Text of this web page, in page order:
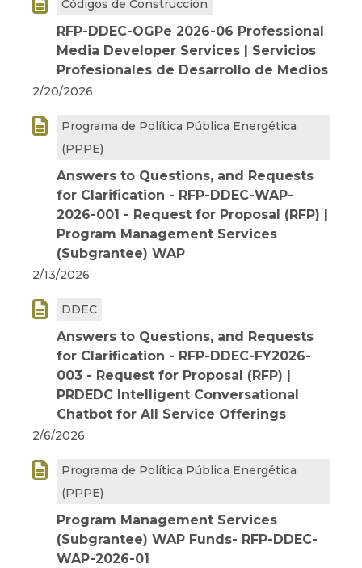
 Códigos de Construcción
RFP-DDEC-OGPe 2026-06 Professional
Media Developer Services | Servicios
Profesionales de Desarrollo de Medios
2/20/2026

Programa de Política Pública Energética
(PPPE)
Answers to Questions, and Requests
for Clarification - RFP-DDEC-WAP-
2026-001 - Request for Proposal (RFP) |
Program Management Services
(Subgrantee) WAP
2/13/2026
 DDEC
Answers to Questions, and Requests
for Clarification - RFP-DDEC-FY2026-
003 - Request for Proposal (RFP) |
PRDEDC Intelligent Conversational
Chatbot for All Service Offerings
2/6/2026

Programa de Política Pública Energética
(PPPE)
Program Management Services
(Subgrantee) WAP Funds- RFP-DDEC-
WAP-2026-01